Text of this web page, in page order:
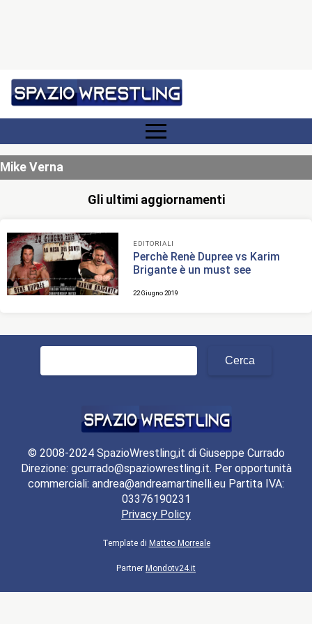
Mike Verna
Gli ultimi aggiornamenti
EDITORIALI
Perchè Renè Dupree vs Karim
Brigante è un must see
22 Giugno 2019
Ricerca
© 2008-2024 SpazioWrestling,it di Giuseppe Currado
Direzione: gcurrado@spaziowrestling.it. Per opportunità
commerciali: andrea@andreamartinelli.eu Partita IVA:
03376190231
Privacy Policy
Template di Matteo Morreale
Partner Mondotv24.it